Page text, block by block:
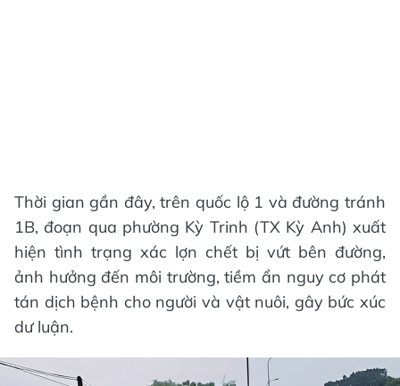
Thời gian gần đây, trên quốc lộ 1 và đường tránh
1B, đoạn qua phường Kỳ Trinh (TX Kỳ Anh) xuất
hiện tình trạng xác lợn chết bị vứt bên đường,
ảnh hưởng đến môi trường, tiềm ẩn nguy cơ phát
tán dịch bệnh cho người và vật nuôi, gây bức xúc
dư luận.